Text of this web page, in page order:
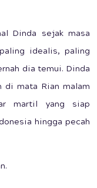
Dinda sejak masa
idealis, paling
dia temui. Dinda
di mata Rian malam
martil yang siap
hingga pecah